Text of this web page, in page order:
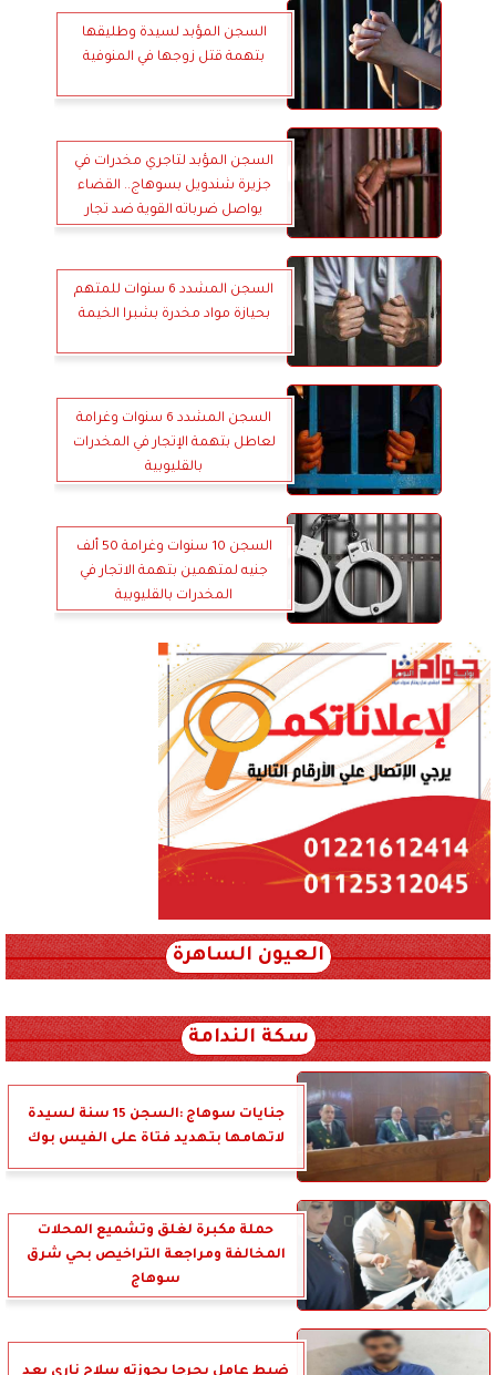
السجن المؤبد لسيدة وطليقها
بتهمة قتل زوجها في المنوفية
السجن المؤبد لتاجري مخدرات في
جزيرة شندويل بسوهاج.. القضاء
يواصل ضرباته القوية ضد تجار
السجن المشدد 6 سنوات للمتهم
بحيازة مواد مخدرة بشبرا الخيمة
السجن المشدد 6 سنوات وغرامة
لعاطل بتهمة الإتجار في المخدرات
بالقليوبية
السجن 10 سنوات وغرامة 50 ألف
جنيه لمتهمين بتهمة الاتجار في
المخدرات بالقليوبية
العيون الساهرة
سكة الندامة
جنايات سوهاج :السجن 15 سنة لسيدة
لاتهامها بتهديد فتاة على الفيس بوك
حملة مكبرة لغلق وتشميع المحلات
المخالفة ومراجعة التراخيص بحي شرق
سوهاج
ضبط عامل بجرجا بحوزته سلاح ناري بعد